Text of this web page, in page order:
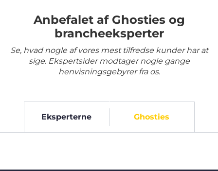
Anbefalet af Ghosties og
brancheeksperter
Se, hvad nogle af vores mest tilfredse kunder har at
sige. Ekspertsider modtager nogle gange
henvisningsgebyrer fra os.
Eksperterne Ghosties